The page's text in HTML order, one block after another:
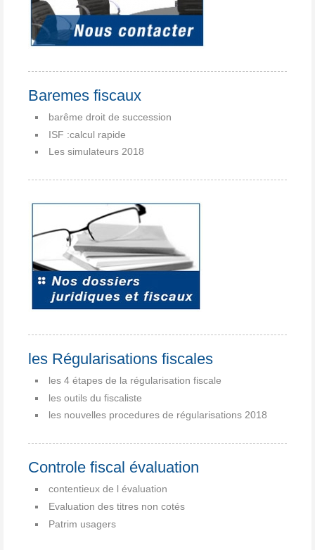
Baremes fiscaux
barême droit de succession
ISF :calcul rapide
Les simulateurs 2018
les Régularisations fiscales
les 4 étapes de la régularisation fiscale
les outils du fiscaliste
les nouvelles procedures de régularisations 2018
Controle fiscal évaluation
contentieux de l évaluation
Evaluation des titres non cotés
Patrim usagers